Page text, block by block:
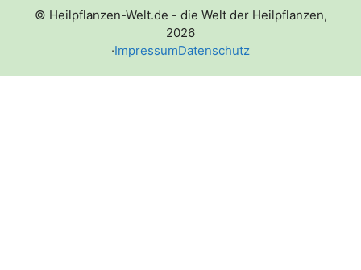
© Heilpflanzen-Welt.de - die Welt der Heilpflanzen,
2026
·ImpressumDatenschutz